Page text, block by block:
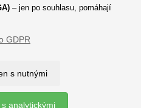
SONS
uvedených na tomto serveru je
SONS ČR, z. s.
– jen po souhlasu, pomáhají
GDPR
s nutnými
analytickými